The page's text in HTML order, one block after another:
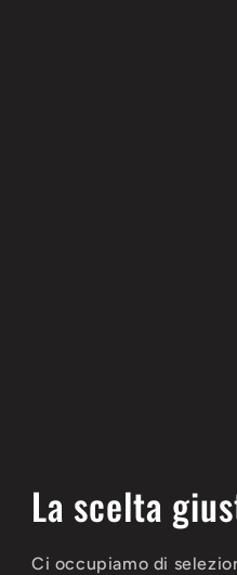
La scelta
Ci occupiamo di